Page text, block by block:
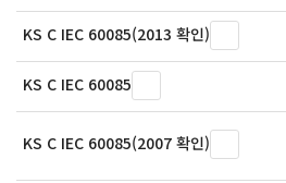
KS C IEC 60085(2013 확인)
KS C IEC 60085
KS C IEC 60085(2007 확인)